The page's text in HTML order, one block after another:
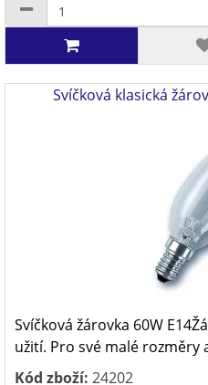
Svíčková klasická
Svíčková žárovka 60W
užití. Pro své malé rozměry
Kód zboží: 24202